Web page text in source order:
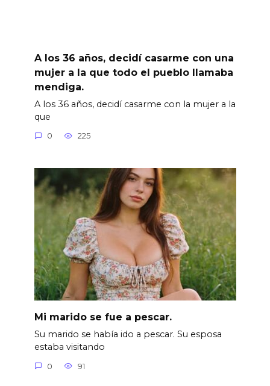
A los 36 años, decidí casarme con una
mujer a la que todo el pueblo llamaba
mendiga.
A los 36 años, decidí casarme con la mujer a la
que
0 225
Mi marido se fue a pescar.
Su marido se había ido a pescar. Su esposa
estaba visitando
0 91